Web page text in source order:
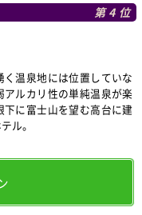
第4位
温泉地には位置していな
ルカリ性の単純温泉が楽
下に富士山を望む高台に建
ル。